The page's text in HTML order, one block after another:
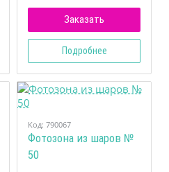
Заказать
Подробнее
Код: 790067
Фотозона из шаров №
50